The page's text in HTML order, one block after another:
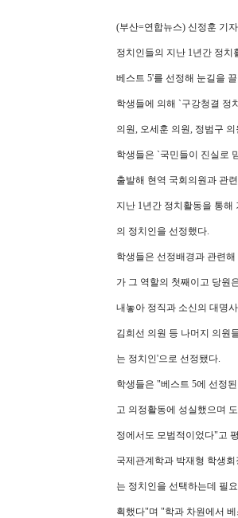
(부산=연합뉴스) 신정훈 기
정치인들의 지난 1년간 정
베스트 5'를 선정해 눈길을
학생들에 의해 `구강청결 정
의원, 오세훈 의원, 정범구
학생들은 `국민들이 진실로
출발해 현역 국회의원과 관
지난 1년간 정치활동을 통해
의 정치인을 선정했다.
학생들은 선정배경과 관련
가 그 역할의 첫째이고 당원
내놓아 정직과 소신의 대명
김희선 의원 등 나머지 의원
는 정치인'으로 선정됐다.
학생들은 "베스트 5에 선정
고 의정활동에 성실했으며
정에서도 모범적이었다"고
국제관계학과 박재형 학생
는 정치인을 선택하는데 필
획했다"며 "학과 차원에서